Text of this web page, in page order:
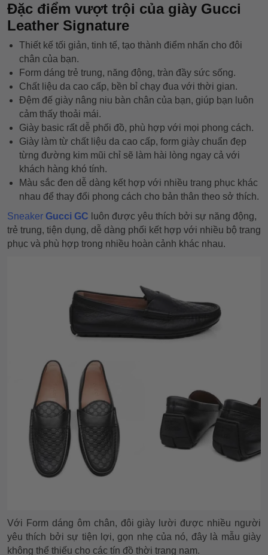
Đặc điểm vượt trội của giày Gucci
Leather Signature
Thiết kế tối giản, tinh tế, tạo thành điểm nhấn cho đôi
chân của bạn.
Form dáng trẻ trung, năng động, tràn đầy sức sống.
Chất liệu da cao cấp, bền bỉ chạy đua với thời gian.
Đệm đế giày nâng niu bàn chân của bạn, giúp bạn luôn
cảm thấy thoải mái.
Giày basic rất dễ phối đồ, phù hợp với mọi phong cách.
Giày làm từ chất liệu da cao cấp, form giày chuẩn đẹp
từng đường kim mũi chỉ sẽ làm hài lòng ngay cả với
khách hàng khó tính.
Màu sắc đen dễ dàng kết hợp với nhiều trang phục khác
nhau để thay đổi phong cách cho bản thân theo sở thích.
Sneaker Gucci GC luôn được yêu thích bởi sự năng động,
trẻ trung, tiện dụng, dễ dàng phối kết hợp với nhiều bộ trang
phục và phù hợp trong nhiều hoàn cảnh khác nhau.
Với Form dáng ôm chân, đôi giày lười được nhiều người
yêu thích bởi sự tiện lợi, gọn nhẹ của nó, đây là mẫu giày
không thể thiếu cho các tín đồ thời trang nam.